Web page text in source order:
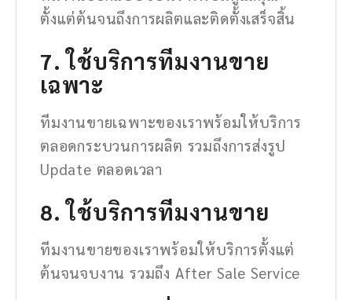
ตั้งแต่ต้นจนถึงการผลิตและติดตั้งเสร็จสิ้น
7. ใช้บริการทีมงานขาย
เฉพาะ
ทีมงานขายเฉพาะของเราพร้อมให้บริการ
ตลอดกระบวนการผลิต รวมถึงการส่งรูป
Update ตลอดเวลา
8. ใช้บริการทีมงานขาย
ทีมงานขายของเราพร้อมให้บริการตั้งแต่
ต้นจนจบงาน รวมถึง After Sale Service